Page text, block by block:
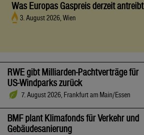
Was Europas Gaspreis derzeit antreibt
3. August 2026, Wien
RWE gibt Milliarden-Pachtverträge für
US-Windparks zurück
7. August 2026, Frankfurt am Main/Essen
BMF plant Klimafonds für Verkehr und
Gebäudesanierung